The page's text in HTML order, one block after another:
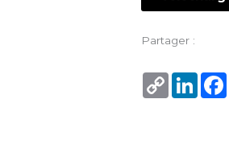
Partager :
Copy
Link